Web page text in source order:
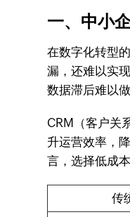
一、中小
在数字化转型
漏，还难以实
数据滞后难以
CRM（客户关
升运营效率，
言，选择低成
传